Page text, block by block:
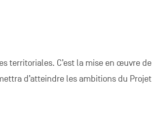
territoriales. C’est la mise en œuvre de
d’atteindre les ambitions du Projet